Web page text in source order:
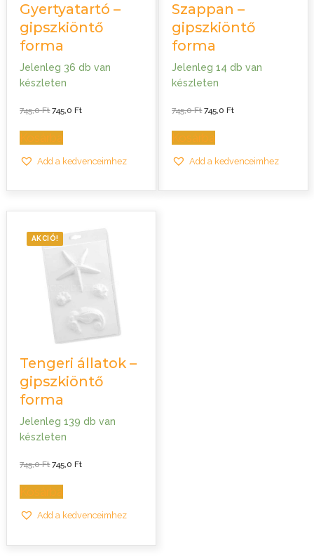
Gyertyatartó –
gipszkiöntő
forma
Jelenleg 36 db van
készleten
745,0FtOriginal
price
745,0 Ft.
745,0FtCurrent
Kosárba
Add a kedvenceimhez
Szappan –
gipszkiöntő
forma
Jelenleg 14 db van
készleten
745,0FtOriginal
price
745,0 Ft.
745,0FtCurrent
Kosárba
Add a kedvenceimhez
AKCIÓ!
Tengeri állatok –
gipszkiöntő
forma
Jelenleg 139 db van
készleten
745,0FtOriginal
745,0 Ft.
745,0FtCurrent
Kosárba
Add a kedvenceimhez